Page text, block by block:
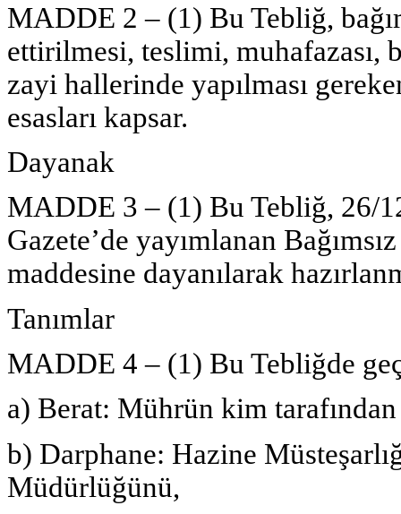
MADDE 2 – (1) Bu Tebliğ,
ettirilmesi, teslimi, muhafazası,
zayi hallerinde yapılması
esasları kapsar.
Dayanak
MADDE 3 – (1) Bu Tebliğ, 26/
Gazete’de yayımlanan
maddesine dayanılarak
Tanımlar
MADDE 4 – (1) Bu Tebliğde
a) Berat: Mührün kim tarafından
b) Darphane: Hazine
Müdürlüğünü,